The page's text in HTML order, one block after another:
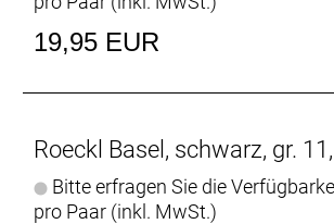
19,95 EUR
Roeckl Basel, schwarz, gr.
Bitte erfragen Sie die
pro Paar (inkl. MwSt.)